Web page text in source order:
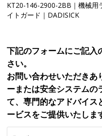
KT20-146-2900-2BB｜機械用
イトガード｜DADISICK
下記のフォームにご記入
さい。
お問い合わせいただきあ
ーまたは安全システムの
て、専門的なアドバイス
ービスをご提供いたしま